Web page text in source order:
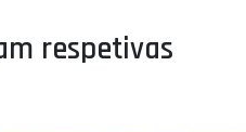
respetivas